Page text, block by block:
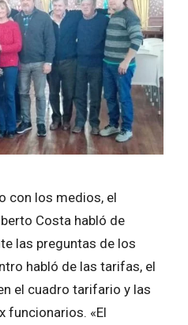
con los medios, el
Costa habló de
las preguntas de los
habló de las tarifas, el
el cuadro tarifario y las
funcionarios. «El